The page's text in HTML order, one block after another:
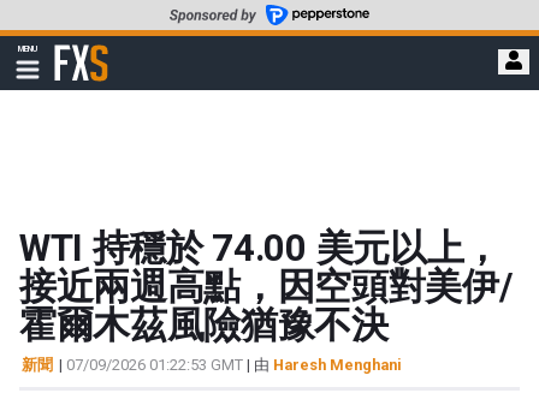
至
要
MENU
顯
示
FXStreet
WTI 持穩於 74.00 美元以上，
接近兩週高點，因空頭對美伊/
霍爾木茲風險猶豫不決
新聞 | 07/09/2026 01:22:53 GMT | 由 Haresh Menghani